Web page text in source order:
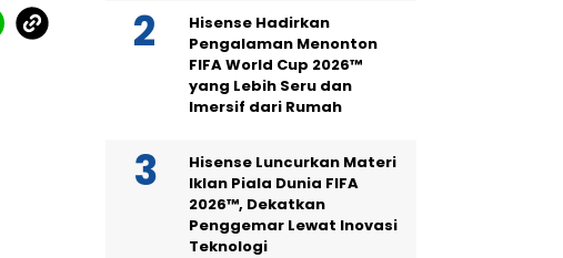
Hisense Hadirkan
Pengalaman Menonton
FIFA World Cup 2026™
yang Lebih Seru dan
Imersif dari Rumah
Hisense Luncurkan Materi
Iklan Piala Dunia FIFA
2026™, Dekatkan
Penggemar Lewat Inovasi
Teknologi